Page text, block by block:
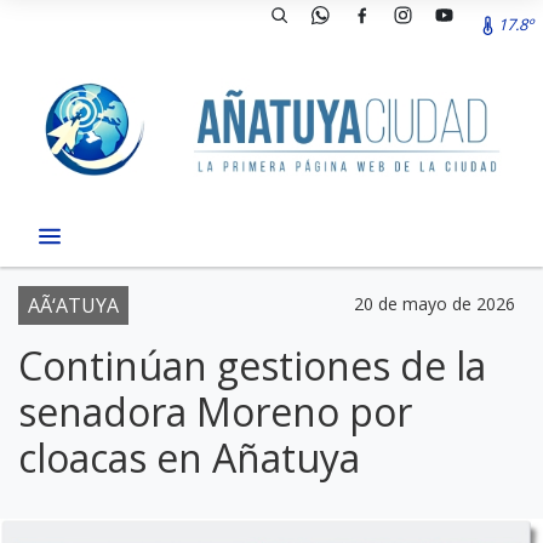
17.8º
AÃ‘ATUYA 20 de mayo de 2026
Continúan gestiones de la
senadora Moreno por
cloacas en Añatuya